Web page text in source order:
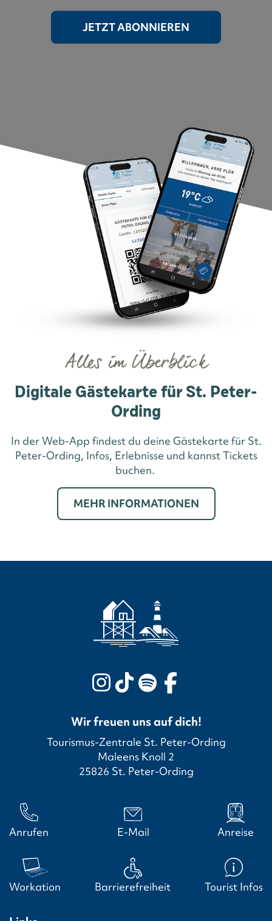
Alles im Überblick
Digitale Gästekarte für St. Peter-
Ording
In der Web-App findest du deine Gästekarte für St.
Peter-Ording, Infos, Erlebnisse und kannst Tickets
buchen.
MEHR INFORMATIONEN
Wir freuen uns auf dich!
Tourismus-Zentrale St. Peter-Ording
Maleens Knoll 2
25826 St. Peter-Ording
Anrufen E-Mail Anreise
Workation Barrierefreiheit Tourist Infos